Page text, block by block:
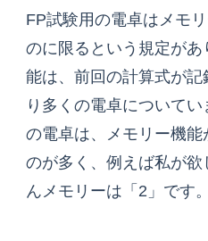
FP試験用の電卓はメモ
のに限るという規定が
能は、前回の計算式が
り多くの電卓について
の電卓は、メモリー機
のが多く、例えば私が
んメモリーは「2」です。